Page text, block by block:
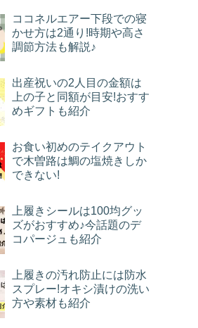
ココネルエアー下段での寝
かせ方は2通り!時期や高さ
調節方法も解説♪
出産祝いの2人目の金額は
上の子と同額が目安!おすす
めギフトも紹介
お食い初めのテイクアウト
で木曽路は鯛の塩焼きしか
できない!
上履きシールは100均グッ
ズがおすすめ♪今話題のデ
コパージュも紹介
上履きの汚れ防止には防水
スプレー!オキシ漬けの洗い
方や素材も紹介